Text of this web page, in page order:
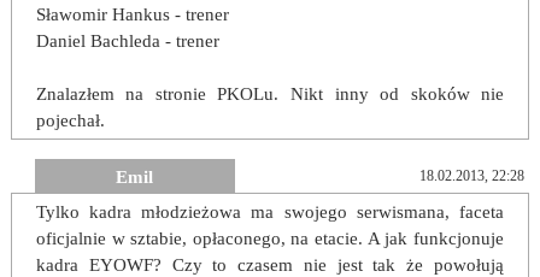
Sławomir Hankus - trener
Daniel Bachleda - trener
Znalazłem na stronie PKOLu. Nikt inny od skoków nie
pojechał.
Emil 18.02.2013, 22:28
Tylko kadra młodzieżowa ma swojego serwismana, faceta
oficjalnie w sztabie, opłaconego, na etacie. A jak funkcjonuje
kadra EYOWF? Czy to czasem nie jest tak że powołują